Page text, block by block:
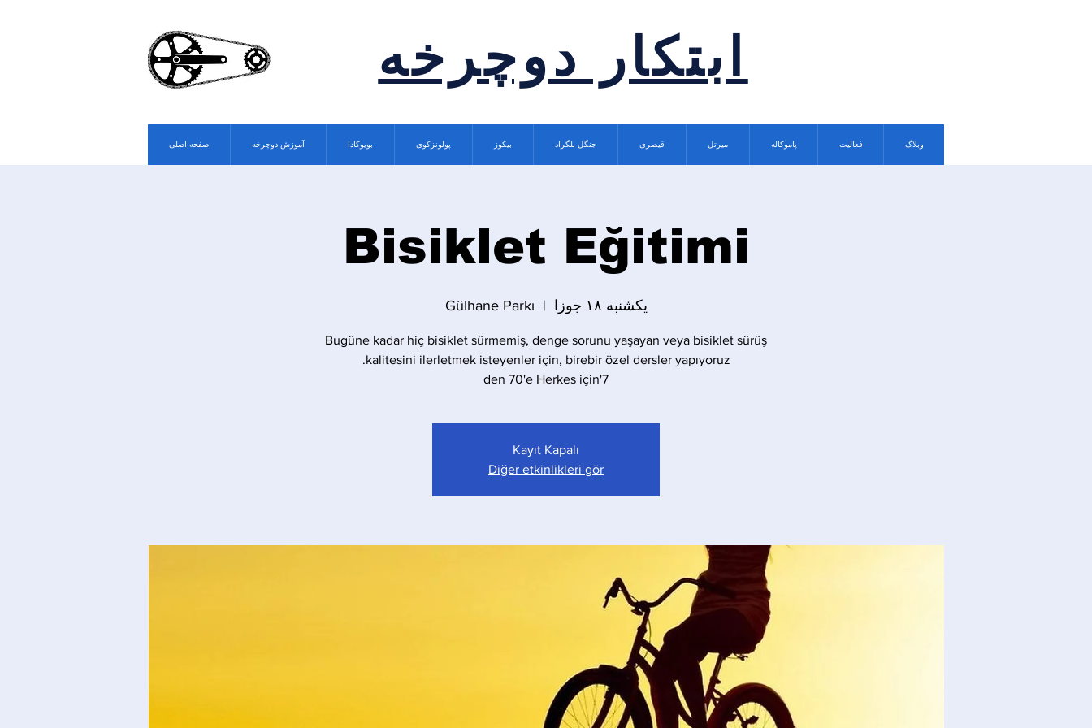
ابتکار دوچرخه
صفحه اصلی آموزش دوچرخه بویوکادا پولونزکوی بیکوز جنگل بلگراد قیصری میرتل پاموکاله فعالیت وبلاگ
Bisiklet Eğitimi
یکشنبه ۱۸ جوزا
  |
Gülhane Parkı
Bugüne kadar hiç bisiklet sürmemiş, denge sorunu yaşayan veya bisiklet sürüş
7'den 70'e Herkes için
Kayıt Kapalı
Diğer etkinlikleri gör